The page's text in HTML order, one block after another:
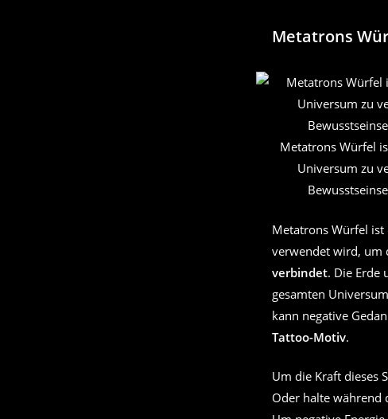
Metatrons
Metatrons Würfel
Universum zu
Metatrons Würfel
verwendet wird, um
verbindet. Die Erde
gesamten
kann negative
Tattoo-Motiv.
Um die Kraft dieses
Oder halte während